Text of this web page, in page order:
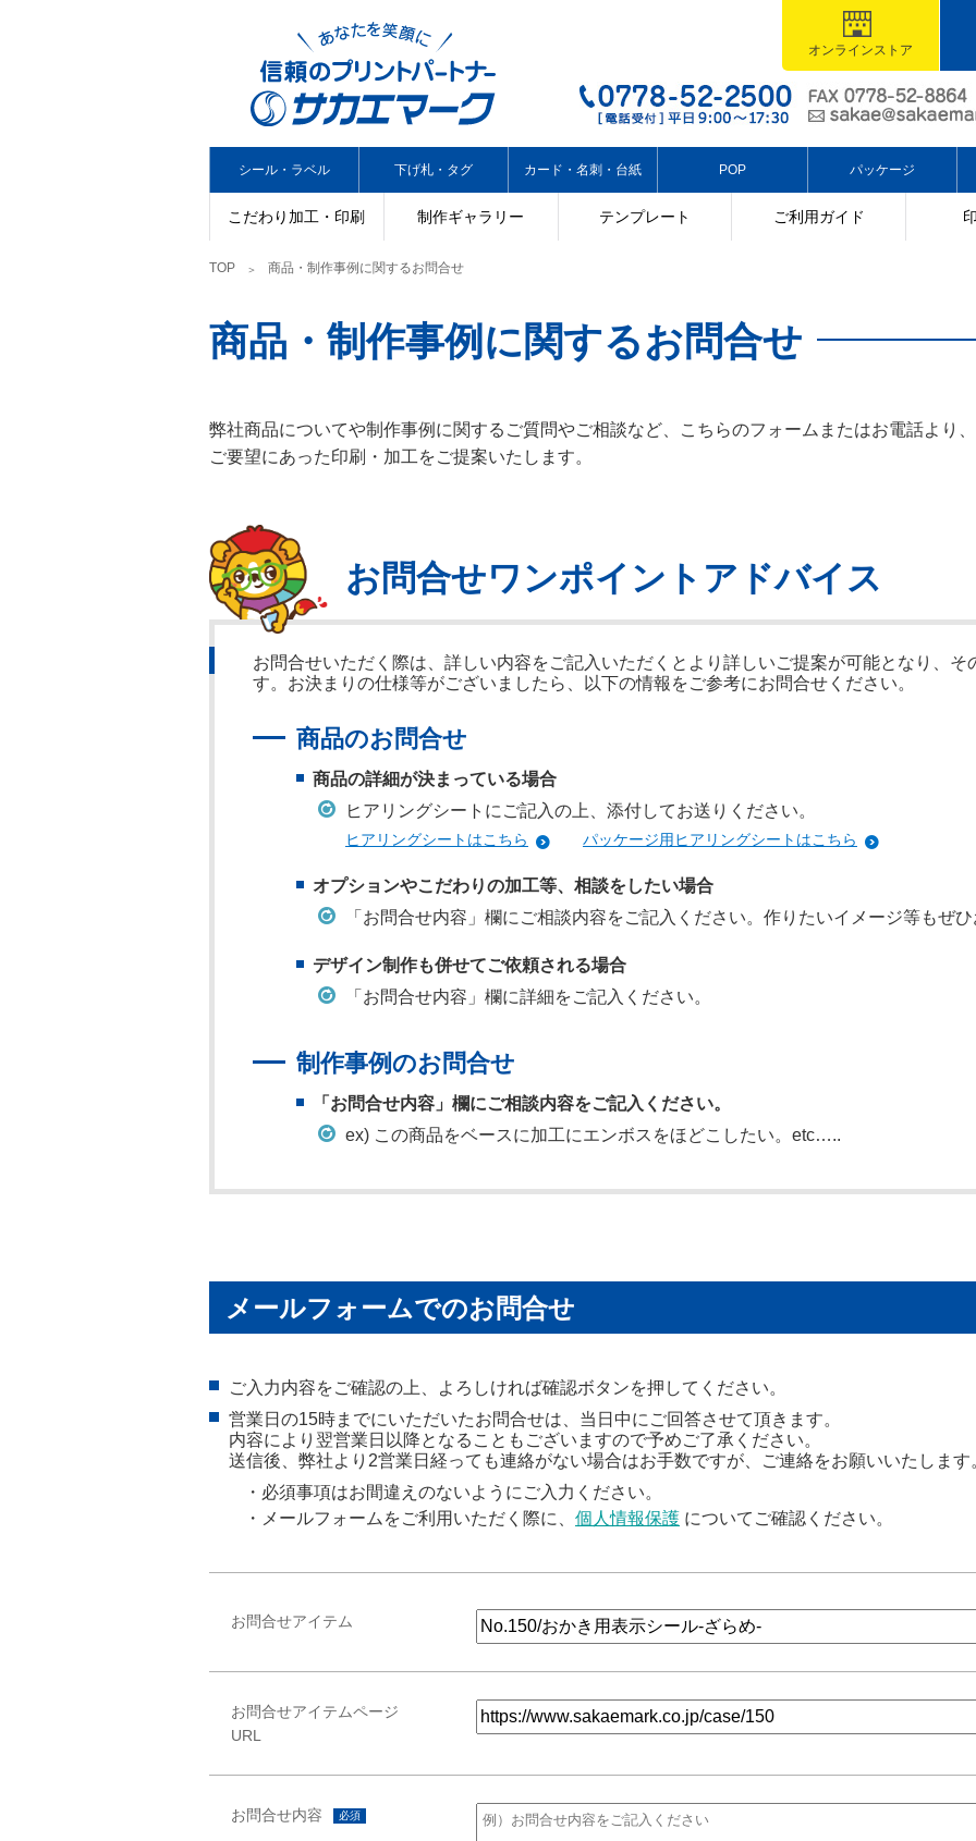
オンラインストア
こだわり加工・印刷 制作ギャラリー テンプレート ご利用ガイド
シール・ラベル 下げ札・タグ カード・名刺・台紙 POP パッケージ
TOP 商品・制作事例に関するお問合せ
商品・制作事例に関するお問合せ
弊社商品についてや制作事例に関するご質問やご相談など、こちらのフォームまたはお電話より
ご要望にあった印刷・加工をご提案いたします。
お問合せワンポイントアドバイス
お問合せいただく際は、詳しい内容をご記入いただくとより詳しいご提案が可能となり、
す。お決まりの仕様等がございましたら、以下の情報をご参考にお問合せください。
商品のお問合せ
商品の詳細が決まっている場合
ヒアリングシートにご記入の上、添付してお送りください。
ヒアリングシートはこちら パッケージ用ヒアリングシートはこちら
オプションやこだわりの加工等、相談をしたい場合
「お問合せ内容」欄にご相談内容をご記入ください。作りたいイメージ等もぜ
デザイン制作も併せてご依頼される場合
「お問合せ内容」欄に詳細をご記入ください。
制作事例のお問合せ
「お問合せ内容」欄にご相談内容をご記入ください。
ex) この商品をベースに加工にエンボスをほどこしたい。etc…..
メールフォームでのお問合せ
ご入力内容をご確認の上、よろしければ確認ボタンを押してください。
営業日の15時までにいただいたお問合せは、当日中にご回答させて頂きます。
内容により翌営業日以降となることもございますので予めご了承ください。
送信後、弊社より2営業日経っても連絡がない場合はお手数ですが、ご連絡をお願いいたします
・必須事項はお間違えのないようにご入力ください。
・メールフォームをご利用いただく際に、 個人情報保護 についてご確認ください。
お問合せアイテム
お問合せアイテムページ
URL
お問合せ内容 必須